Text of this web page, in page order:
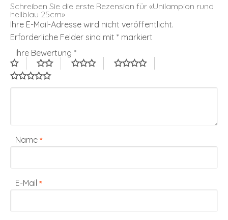
Schreiben Sie die erste Rezension für «Unilampion rund
hellblau 25cm»
Ihre E-Mail-Adresse wird nicht veröffentlicht.
Erforderliche Felder sind mit * markiert
Ihre Bewertung *
Name *
E-Mail *